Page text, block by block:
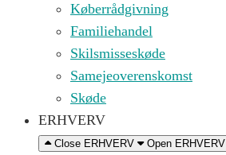
Køberrådgivning
Familiehandel
Skilsmisseskøde
Samejeoverenskomst
Skøde
ERHVERV
Close ERHVERV Open ERHVERV